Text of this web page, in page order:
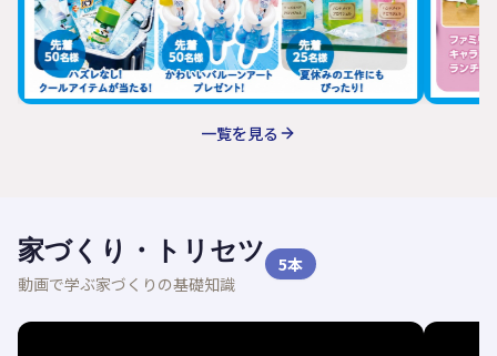
一覧を見る
家づくり・トリセツ
動画で学ぶ家づくりの基礎知識
5本